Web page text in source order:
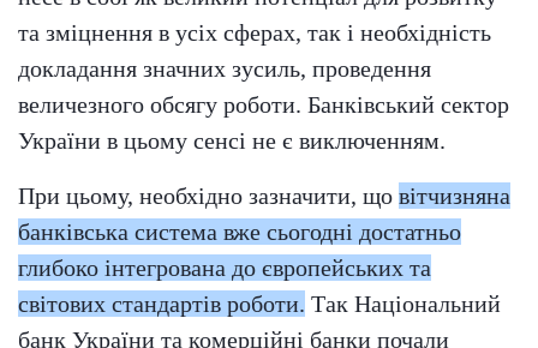
та зміцнення в усіх сферах, так і необхідність
докладання значних зусиль, проведення
величезного обсягу роботи. Банківський сектор
України в цьому сенсі не є виключенням.
При цьому, необхідно зазначити, що вітчизняна
банківська система вже сьогодні достатньо
глибоко інтегрована до європейських та
світових стандартів роботи. Так Національний
банк України та комерційні банки почали